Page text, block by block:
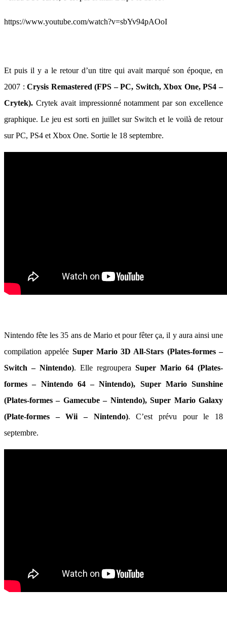
https://www.youtube.com/watch?v=sbYv94pAOoI
Et puis il y a le retour d’un titre qui avait marqué son époque, en
2007 :Crysis Remastered (FPS – PC, Switch, Xbox One, PS4 –
Crytek). Crytek avait impressionné notamment par son excellence
graphique. Le jeu est sorti en juillet sur Switch et le voilà de retour
sur PC, PS4 et Xbox One. Sortie le 18 septembre.
Nintendo fête les 35 ans de Mario et pour fêter ça, il y aura ainsi une
compilation appelée Super Mario 3D All-Stars (Plates-formes –
Switch – Nintendo). Elle regroupera Super Mario 64 (Plates-
formes – Nintendo 64 – Nintendo), Super Mario Sunshine
(Plates-formes – Gamecube – Nintendo), Super Mario Galaxy
(Plate-formes – Wii – Nintendo). C’est prévu pour le 18
septembre.